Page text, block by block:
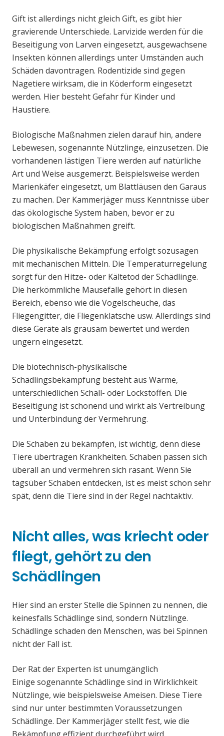
Gift ist allerdings nicht gleich Gift, es gibt hier
gravierende Unterschiede. Larvizide werden für die
Beseitigung von Larven eingesetzt, ausgewachsene
Insekten können allerdings unter Umständen auch
Schäden davontragen. Rodentizide sind gegen
Nagetiere wirksam, die in Köderform eingesetzt
werden. Hier besteht Gefahr für Kinder und
Haustiere.
Biologische Maßnahmen zielen darauf hin, andere
Lebewesen, sogenannte Nützlinge, einzusetzen. Die
vorhandenen lästigen Tiere werden auf natürliche
Art und Weise ausgemerzt. Beispielsweise werden
Marienkäfer eingesetzt, um Blattläusen den Garaus
zu machen. Der Kammerjäger muss Kenntnisse über
das ökologische System haben, bevor er zu
biologischen Maßnahmen greift.
Die physikalische Bekämpfung erfolgt sozusagen
mit mechanischen Mitteln. Die Temperaturregelung
sorgt für den Hitze- oder Kältetod der Schädlinge.
Die herkömmliche Mausefalle gehört in diesen
Bereich, ebenso wie die Vogelscheuche, das
Fliegengitter, die Fliegenklatsche usw. Allerdings sind
diese Geräte als grausam bewertet und werden
ungern eingesetzt.
Die biotechnisch-physikalische
Schädlingsbekämpfung besteht aus Wärme,
unterschiedlichen Schall- oder Lockstoffen. Die
Beseitigung ist schonend und wirkt als Vertreibung
und Unterbindung der Vermehrung.
Die Schaben zu bekämpfen, ist wichtig, denn diese
Tiere übertragen Krankheiten. Schaben passen sich
überall an und vermehren sich rasant. Wenn Sie
tagsüber Schaben entdecken, ist es meist schon sehr
spät, denn die Tiere sind in der Regel nachtaktiv.
Nicht alles, was kriecht oder
fliegt, gehört zu den
Schädlingen
Hier sind an erster Stelle die Spinnen zu nennen, die
keinesfalls Schädlinge sind, sondern Nützlinge.
Schädlinge schaden den Menschen, was bei Spinnen
nicht der Fall ist.
Der Rat der Experten ist unumgänglich
Einige sogenannte Schädlinge sind in Wirklichkeit
Nützlinge, wie beispielsweise Ameisen. Diese Tiere
sind nur unter bestimmten Voraussetzungen
Schädlinge. Der Kammerjäger stellt fest, wie die